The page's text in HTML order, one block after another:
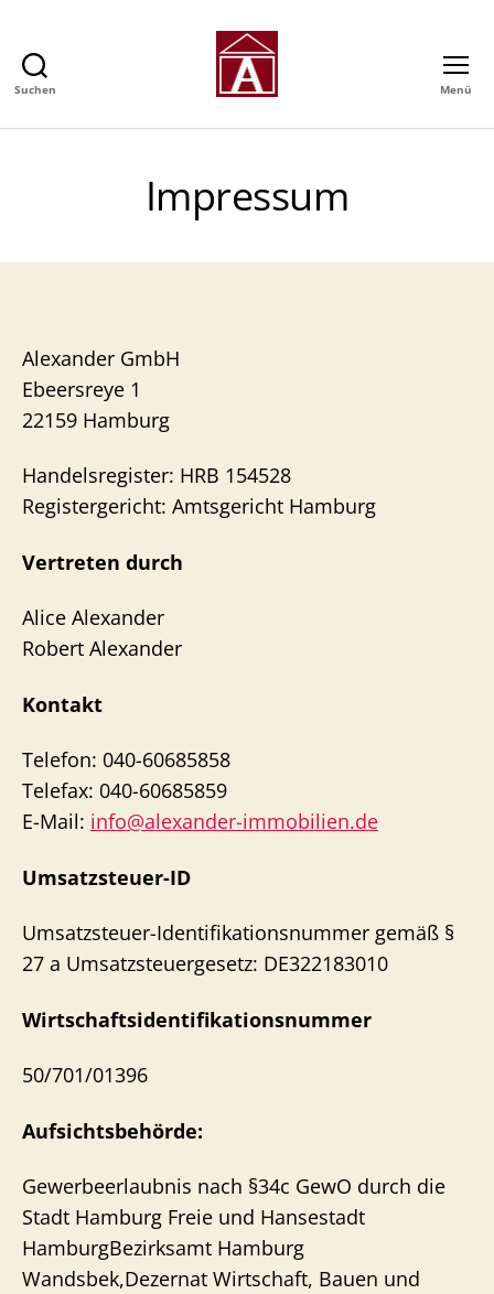
Suchen
GmbH
in
Menü
Impressum
Alexander GmbH
Ebeersreye 1
22159 Hamburg
Handelsregister: HRB 154528
Registergericht: Amtsgericht Hamburg
Vertreten durch
Alice Alexander
Robert Alexander
Kontakt
Telefon: 040-60685858
Telefax: 040-60685859
E-Mail: info@alexander-immobilien.de
Umsatzsteuer-ID
Umsatzsteuer-Identifikationsnummer gemäß §
27 a Umsatzsteuergesetz: DE322183010
Wirtschaftsidentifikationsnummer
50/701/01396
Aufsichtsbehörde:
Gewerbeerlaubnis nach §34c GewO durch die
Stadt Hamburg Freie und Hansestadt
HamburgBezirksamt Hamburg
Wandsbek,Dezernat Wirtschaft, Bauen und